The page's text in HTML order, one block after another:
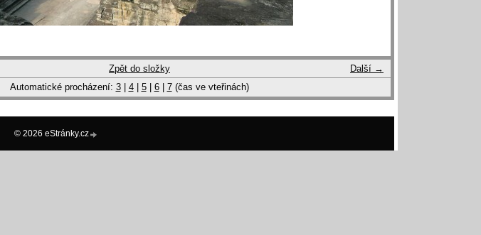
Další →
Zpět do složky
Automatické procházení: 3| 4| 5| 6| 7(čas ve vteřinách)
© 2026 eStránky.cz